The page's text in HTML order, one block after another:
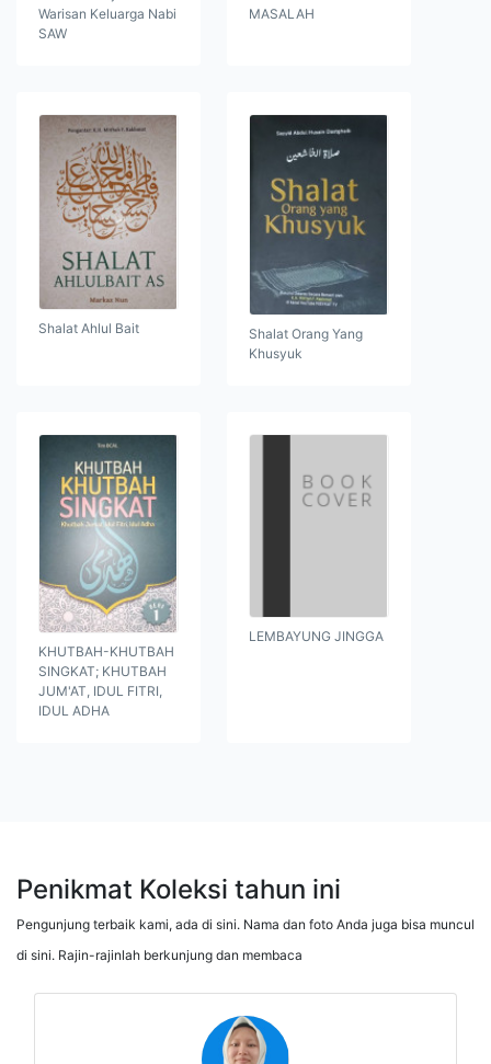
Warisan Keluarga Nabi
SAW
MASALAH
Shalat Ahlul Bait
Shalat Orang Yang
Khusyuk
KHUTBAH-KHUTBAH
SINGKAT; KHUTBAH
JUM'AT, IDUL FITRI,
IDUL ADHA
LEMBAYUNG JINGGA
Penikmat Koleksi tahun ini
Pengunjung terbaik kami, ada di sini. Nama dan foto Anda juga bisa muncul
di sini. Rajin-rajinlah berkunjung dan membaca